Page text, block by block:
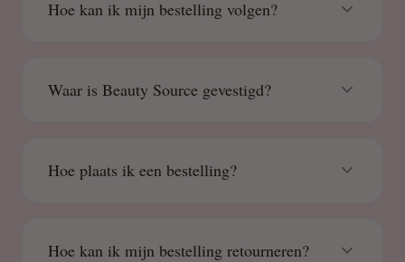
Hoe kan ik mijn bestelling volgen?
Waar is Beauty Source gevestigd?
Hoe plaats ik een bestelling?
Hoe kan ik mijn bestelling retourneren?